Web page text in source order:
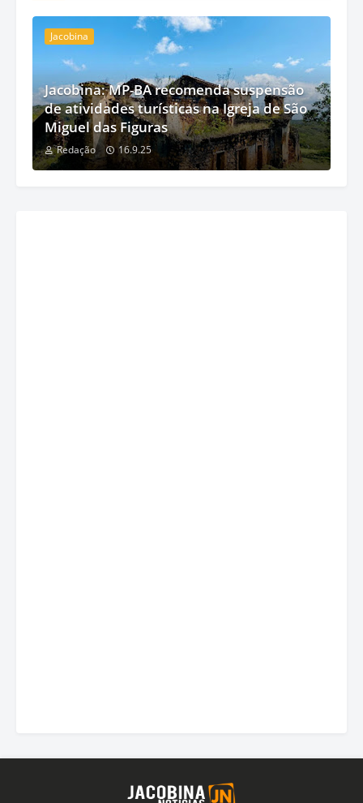
Jacobina
Jacobina: MP-BA recomenda suspensão
de atividades turísticas na Igreja de São
Miguel das Figuras
Redação 16.9.25